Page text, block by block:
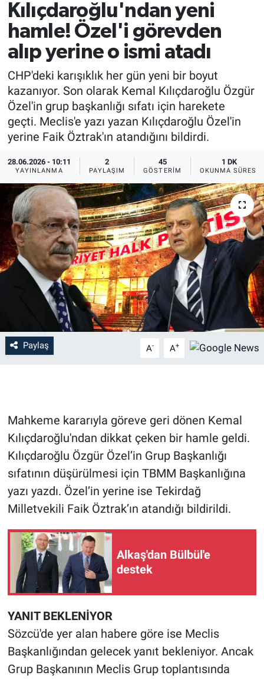
Kılıçdaroğlu'ndan yeni
hamle! Özel'i görevden
alıp yerine o ismi atadı
CHP'deki karışıklık her gün yeni bir boyut
kazanıyor. Son olarak Kemal Kılıçdaroğlu Özgür
Özel'in grup başkanlığı sıfatı için harekete
geçti. Meclis'e yazı yazan Kılıçdaroğlu Özel'in
yerine Faik Öztrak'ın atandığını bildirdi.
28.06.2026 - 10:11
YAYINLANMA
2
PAYLAŞIM
45
GÖSTERIM
1 DK
OKUNMA SÜRESI
Paylaş A- A+
Mahkeme kararıyla göreve geri dönen Kemal
Kılıçdaroğlu'ndan dikkat çeken bir hamle geldi.
Kılıçdaroğlu Özgür Özel’in Grup Başkanlığı
sıfatının düşürülmesi için TBMM Başkanlığına
yazı yazdı. Özel’in yerine ise Tekirdağ
Milletvekili Faik Öztrak’ın atandığı bildirildi.
Alkaş'dan Bülbül'e
destek
YANIT BEKLENİYOR
Sözcü'de yer alan habere göre ise Meclis
Başkanlığından gelecek yanıt bekleniyor. Ancak
Grup Başkanının Meclis Grup toplantısında